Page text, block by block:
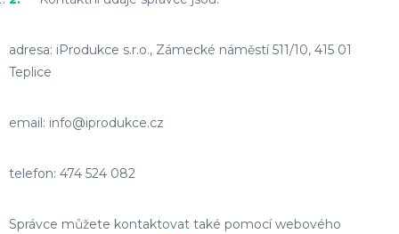
adresa: iProdukce s.r.o., Zámecké náměstí 511/10, 415 01
Teplice
email: info@iprodukce.cz
telefon: 474 524 082
Správce můžete kontaktovat také pomocí webového